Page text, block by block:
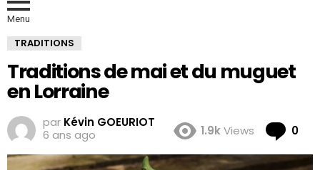
Menu
TRADITIONS
Traditions de mai et du muguet
en Lorraine
par Kévin GOEURIOT
6 ans ago
1.9kViews 0